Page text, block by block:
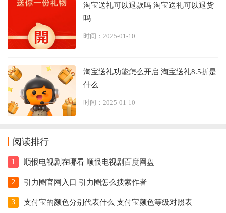
淘宝送礼可以退款吗 淘宝送礼可以退货
吗
时间：2025-01-10
淘宝送礼功能怎么开启 淘宝送礼8.5折是
什么
时间：2025-01-10
阅读排行
1 顺恨电视剧在哪看 顺恨电视剧百度网盘
2 引力圈官网入口 引力圈怎么搜索作者
3 支付宝的颜色分别代表什么 支付宝颜色等级对照表